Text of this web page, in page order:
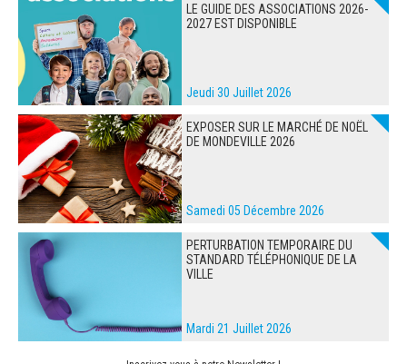
LE GUIDE DES ASSOCIATIONS 2026-
2027 EST DISPONIBLE
Jeudi 30 Juillet 2026
EXPOSER SUR LE MARCHÉ DE NOËL
DE MONDEVILLE 2026
Samedi 05 Décembre 2026
PERTURBATION TEMPORAIRE DU
STANDARD TÉLÉPHONIQUE DE LA
VILLE
Mardi 21 Juillet 2026